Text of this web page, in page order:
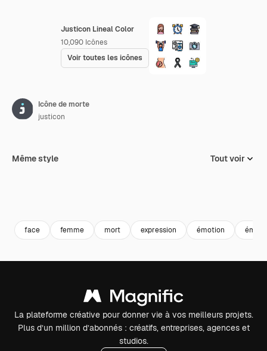
Justicon Lineal Color
10,090 Icônes
Voir toutes les icônes
Icône de morte
justicon
Même style Tout voir
face femme mort expression émotion
La plateforme créative pour donner vie à vos meilleurs projets.
Plus d’un million d’abonnés : créatifs, entreprises, agences et
studios.